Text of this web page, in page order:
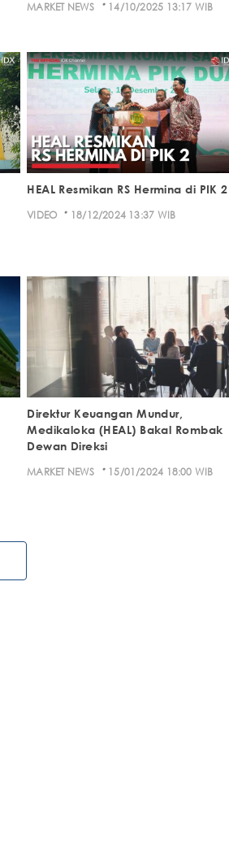
MARKET NEWS 14/10/2025 13:17 WIB
HEAL Resmikan RS Hermina di PIK 2
VIDEO · 18/12/2024 13:37 WIB
Direktur Keuangan Mundur,
Medikaloka (HEAL) Bakal Rombak
Dewan Direksi
MARKET NEWS · 15/01/2024 18:00 WIB